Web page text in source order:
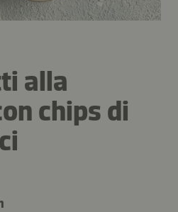
alla
chips di